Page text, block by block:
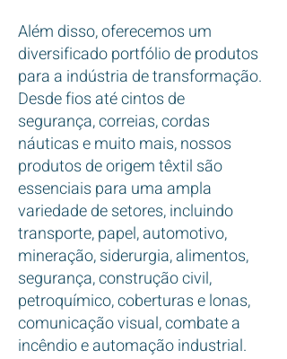
Além disso, oferecemos um
diversificado portfólio de produtos
para a indústria de transformação.
Desde fios até cintos de
segurança, correias, cordas
náuticas e muito mais, nossos
produtos de origem têxtil são
essenciais para uma ampla
variedade de setores, incluindo
transporte, papel, automotivo,
mineração, siderurgia, alimentos,
segurança, construção civil,
petroquímico, coberturas e lonas,
comunicação visual, combate a
incêndio e automação industrial.